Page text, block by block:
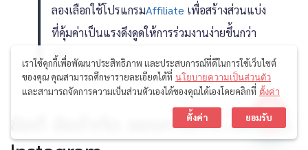
ลองเลือกใช้โปรแกรมAffiliate เพื่อสร้างส่วนแบ่ง
ที่คุ้มค่าเป็นแรงดึงดูดให้การร่วมงานง่ายขึ้นกว่า
เดิม
ข้อดี ข้อจำกัด ของการทำการตลาด
เราใช้คุกกี้เพื่อพัฒนาประสิทธิภาพ และประสบการณ์ที่ดีในการใช้เว็บไซต์
ของคุณ คุณสามารถศึกษารายละเอียดได้ที่ นโยบายความเป็นส่วนตัว
และสามารถจัดการความเป็นส่วนตัวเองได้ของคุณได้เองโดยคลิกที่ ตั้งค่า
ตั้งค่า ยอมรับ
ติดต่อเรา
Open